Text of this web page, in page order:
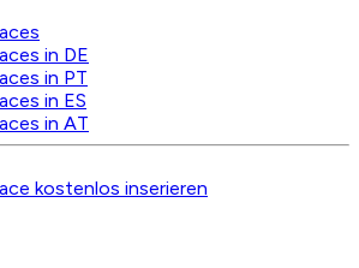
in DE
in PT
in ES
in AT
kostenlos inserieren